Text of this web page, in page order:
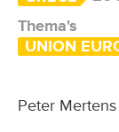
Thema's
UNION
Peter Mertens